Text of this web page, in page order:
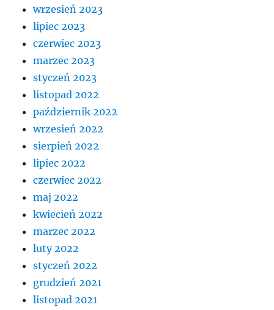
wrzesień 2023
lipiec 2023
czerwiec 2023
marzec 2023
styczeń 2023
listopad 2022
październik 2022
wrzesień 2022
sierpień 2022
lipiec 2022
czerwiec 2022
maj 2022
kwiecień 2022
marzec 2022
luty 2022
styczeń 2022
grudzień 2021
listopad 2021